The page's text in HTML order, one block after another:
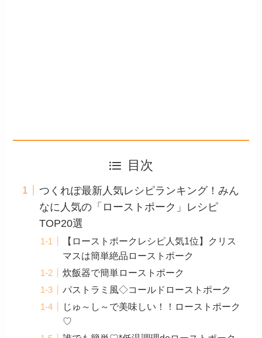
目次
つくれぽ最新人気レシピランキング！みん
なに人気の「ローストポーク」レシピ
TOP20選
【ローストポークレシピ人気1位】クリス
マスは簡単絶品ローストポーク
炊飯器で簡単ローストポーク
パストラミ風◇コールドローストポーク
じゅ～し～で美味しい！！ローストポーク
♡